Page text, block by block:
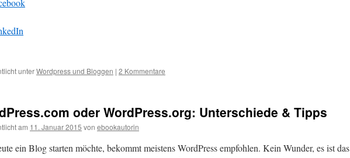
unterWordpress und Bloggen | 2 Kommentare
oder WordPress.org: Unterschiede & Tipps
am 11. Januar 2015 von ebookautorin
ein Blog starten möchte, bekommt meistens WordPress empfohlen. Kein Wunder, es ist das